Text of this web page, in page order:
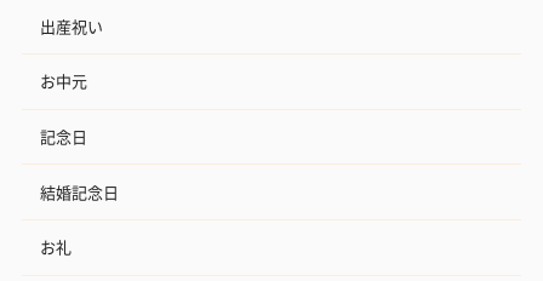
出産祝い
お中元
記念日
結婚記念日
お礼